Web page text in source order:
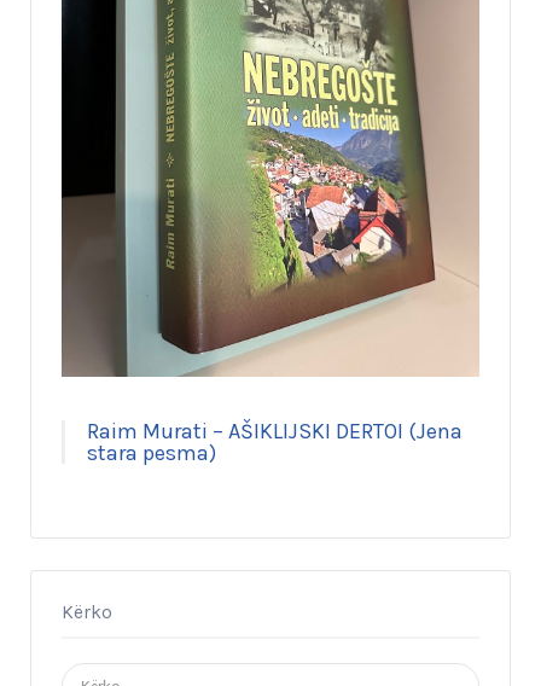
Raim Murati – AŠIKLIJSKI DERTOI (Jena
stara pesma)
Kërko
Search